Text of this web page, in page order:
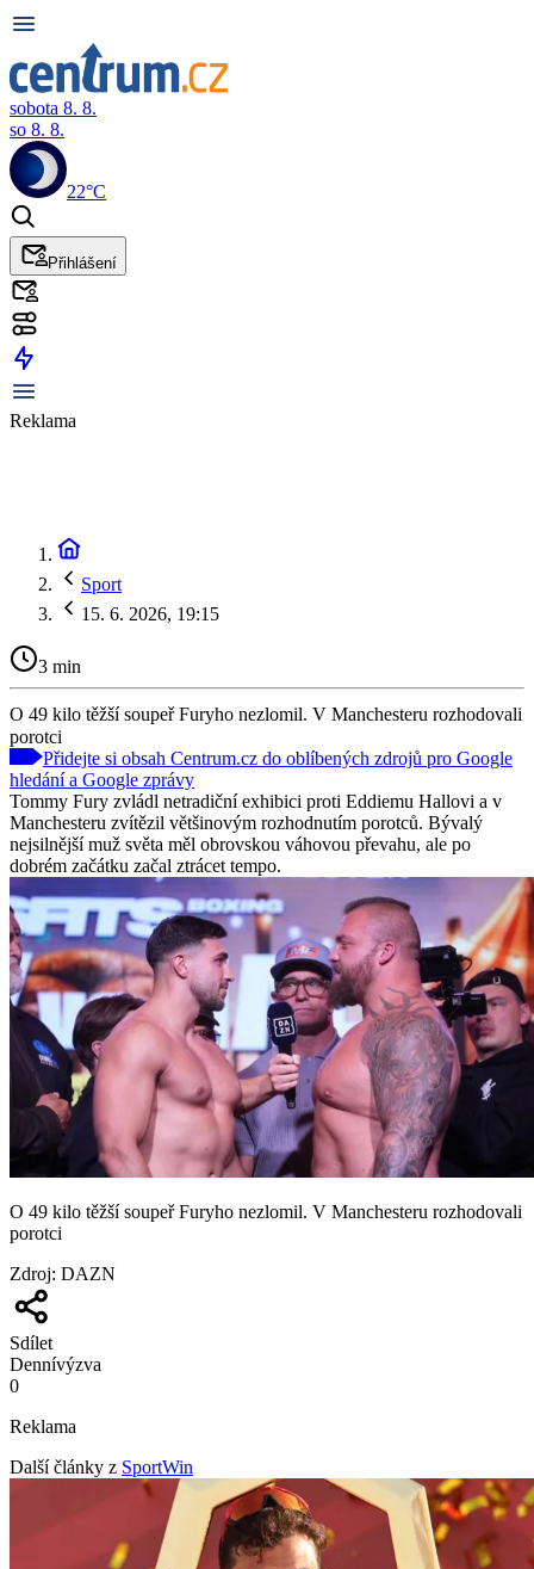
sobota 8. 8.
so 8. 8.
22°C
Přihlášení
Reklama
Sport
15. 6. 2026, 19:15
3 min
O 49 kilo těžší soupeř Furyho nezlomil. V Manchesteru rozhodovali
porotci
Přidejte si obsah Centrum.cz do oblíbených zdrojů pro Google
hledání a Google zprávy
Tommy Fury zvládl netradiční exhibici proti Eddiemu Hallovi a v
Manchesteru zvítězil většinovým rozhodnutím porotců. Bývalý
nejsilnější muž světa měl obrovskou váhovou převahu, ale po
dobrém začátku začal ztrácet tempo.
O 49 kilo těžší soupeř Furyho nezlomil. V Manchesteru rozhodovali
porotci
Zdroj: DAZN
Sdílet
Dennívýzva
0
Reklama
Další články z SportWin